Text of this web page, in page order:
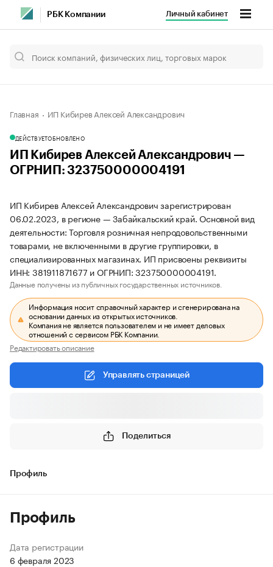
РБК Компании Личный кабинет
Главная ИП Кибирев Алексей Александрович
ДЕЙСТВУЕТОБНОВЛЕНО
ИП Кибирев Алексей Александрович —
ОГРНИП: 323750000004191
ИП Кибирев Алексей Александрович зарегистрирован
06.02.2023, в регионе — Забайкальский край. Основной вид
деятельности: Торговля розничная непродовольственными
товарами, не включенными в другие группировки, в
специализированных магазинах. ИП присвоены реквизиты
ИНН: 381911871677 и ОГРНИП: 323750000004191.
Данные получены из публичных государственных источников.
Информация носит справочный характер и сгенерирована на
основании данных из открытых источников.
Компания не является пользователем и не имеет деловых
отношений с сервисом РБК Компании.
Редактировать описание
Управлять страницей
Поделиться
Профиль
Профиль
Дата регистрации
6 февраля 2023